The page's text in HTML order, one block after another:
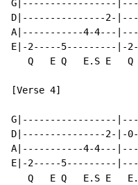
G|-----------------
D|---------------2-
A|-----------4-4---
E|-2-----5---------|-
Q   E Q   E.S E   Q
[Verse 4]
G|-----------------
D|---------------2-|-
A|-----------4-4---
E|-2-----5---------
Q   E Q   E.S E